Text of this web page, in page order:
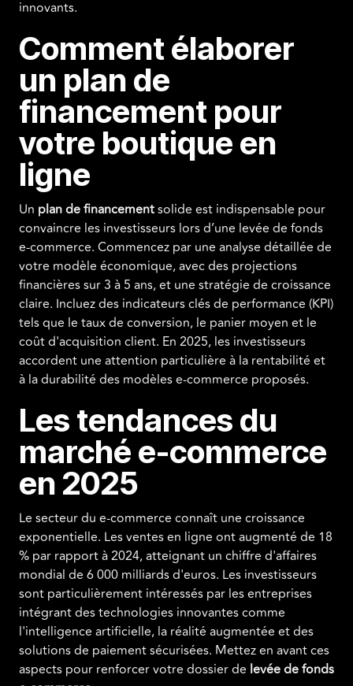
innovants.
Comment élaborer
un plan de
financement pour
votre boutique en
ligne
Un plan de financementsolide est indispensable pour
convaincre les investisseurs lors d’une levée de fonds
e-commerce. Commencez par une analyse détaillée de
votre modèle économique, avec des projections
financières sur 3 à 5 ans, et une stratégie de croissance
claire. Incluez des indicateurs clés de performance (KPI)
tels que le taux de conversion, le panier moyen et le
coût d'acquisition client. En 2025, les investisseurs
accordent une attention particulière à la rentabilité et
à la durabilité des modèles e-commerce proposés.
Les tendances du
marché e-commerce
en 2025
Le secteur du e-commerce connaît une croissance
exponentielle. Les ventes en ligne ont augmenté de 18
% par rapport à 2024, atteignant un chiffre d'affaires
mondial de 6 000 milliards d'euros. Les investisseurs
sont particulièrement intéressés par les entreprises
intégrant des technologies innovantes comme
l'intelligence artificielle, la réalité augmentée et des
solutions de paiement sécurisées. Mettez en avant ces
aspects pour renforcer votre dossier de levée de fonds